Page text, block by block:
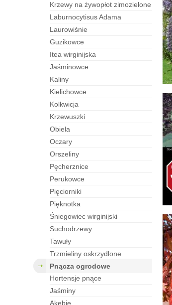
Krzewy na żywopłot zimozielone
laburnocytisus Adama
laurowiśnie
guzikowce
itea wirginijska
jaśminowce
kaliny
kielichowce
kolkwicja
krzewuszki
obiela
oczary
orszeliny
pęcherznice
perukowce
pięciorniki
pięknotka
śniegowiec wirginijski
suchodrzewy
tawuły
trzmieliny oskrzydlone
pnącza ogrodowe
hortensje pnące
jaśminy
akebie